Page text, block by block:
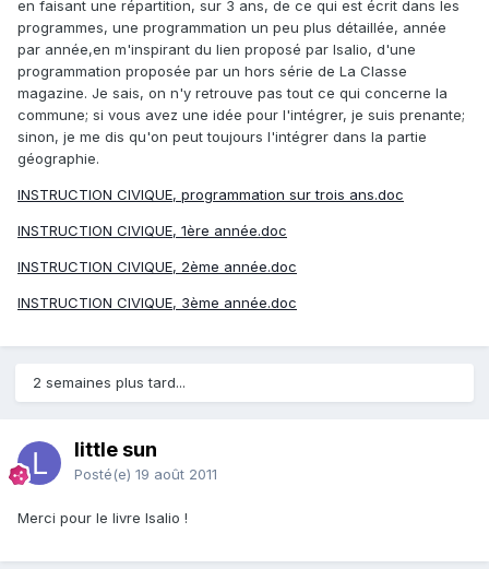
en faisant une répartition, sur 3 ans, de ce qui est écrit dans les
programmes, une programmation un peu plus détaillée, année
par année,en m'inspirant du lien proposé par Isalio, d'une
programmation proposée par un hors série de La Classe
magazine. Je sais, on n'y retrouve pas tout ce qui concerne la
commune; si vous avez une idée pour l'intégrer, je suis prenante;
sinon, je me dis qu'on peut toujours l'intégrer dans la partie
géographie.
INSTRUCTION CIVIQUE, programmation sur trois ans.doc
INSTRUCTION CIVIQUE, 1ère année.doc
INSTRUCTION CIVIQUE, 2ème année.doc
INSTRUCTION CIVIQUE, 3ème année.doc
2 semaines plus tard...
little sun
Posté(e) 19 août 2011
Merci pour le livre Isalio !